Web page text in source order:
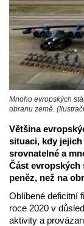
Mnoho evropských
obranu země.
Většina
situaci, kdy
srovnatelné a
Část evropských
peněz, než na
Oblíbené deficitní
roce 2020 v
aktivity a